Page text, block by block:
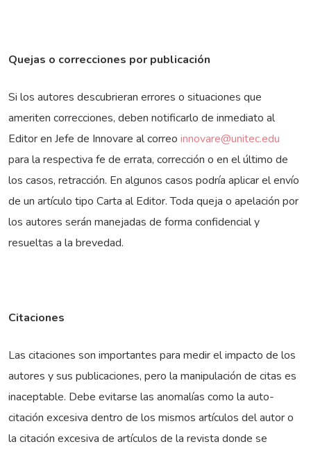
Quejas o correcciones por publicación
Si los autores descubrieran errores o situaciones que
ameriten correcciones, deben notificarlo de inmediato al
Editor en Jefe de Innovare al correo innovare@unitec.edu
para la respectiva fe de errata, corrección o en el último de
los casos, retracción. En algunos casos podría aplicar el envío
de un artículo tipo Carta al Editor. Toda queja o apelación por
los autores serán manejadas de forma confidencial y
resueltas a la brevedad.
Citaciones
Las citaciones son importantes para medir el impacto de los
autores y sus publicaciones, pero la manipulación de citas es
inaceptable. Debe evitarse las anomalías como la auto-
citación excesiva dentro de los mismos artículos del autor o
la citación excesiva de artículos de la revista donde se